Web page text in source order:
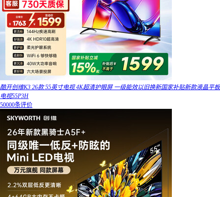
酷开创维K3 26款 55英寸电视 4K超清护眼屏 一级能效以旧换新国家补贴新款液晶平板
电视55P3H
50000条评价